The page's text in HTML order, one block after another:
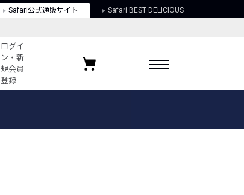
Safari公式通販サイト Safari BEST DELICIOUS
ログイ
ン・新
規会員
登録
お気に入りブランド